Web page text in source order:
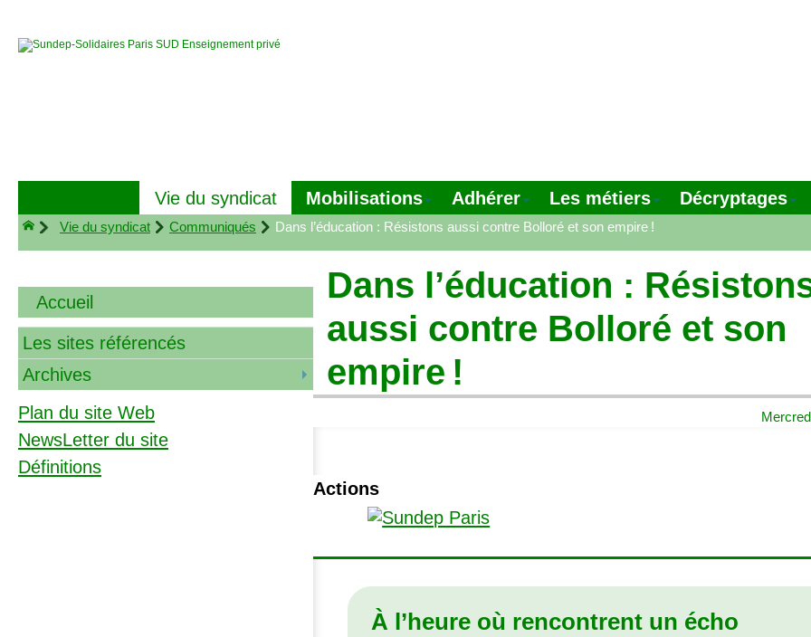
Vie du syndicat Mobilisations Adhérer Les métiers Décryptages
Vie du syndicat Communiqués Dans l’éducation : Résistons aussi contre Bolloré et son empire !
Dans l’éducation :
aussi contre Bolloré et son
empire !
Actions
À l’heure où rencontrent un écho
Accueil
Les sites référencés
Archives
Plan du site Web
NewsLetter du site
Définitions